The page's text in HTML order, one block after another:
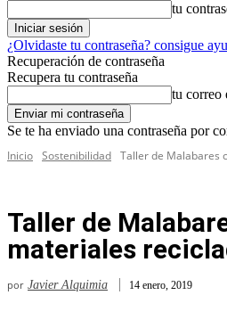
tu
¿Olvidaste tu contraseña? consigue
Recuperación de contraseña
Recupera tu contraseña
tu correo
Se te ha enviado una contraseña por
Inicio Sostenibilidad Taller de Malabares
Taller de
materiales
por Javier Alquimia 14 enero, 2019